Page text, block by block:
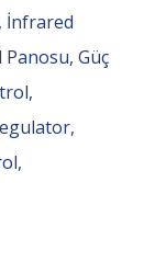
İnfrared
Güç